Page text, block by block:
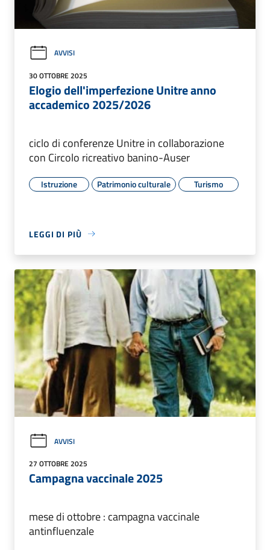
AVVISI
30 OTTOBRE 2025
Elogio dell'imperfezione Unitre anno
accademico 2025/2026
ciclo di conferenze Unitre in collaborazione
con Circolo ricreativo banino-Auser
Istruzione Patrimonio culturale Turismo
LEGGI DI PIÙ
AVVISI
27 OTTOBRE 2025
Campagna vaccinale 2025
mese di ottobre : campagna vaccinale
antinfluenzale